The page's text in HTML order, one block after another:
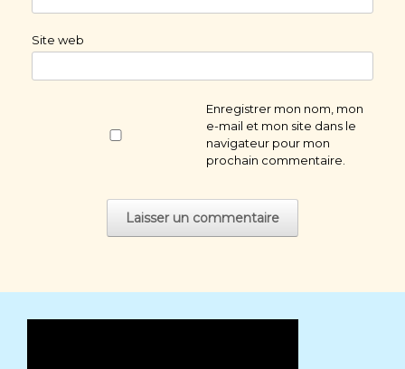
Site web
Enregistrer mon nom, mon
e-mail et mon site dans le
navigateur pour mon
prochain commentaire.